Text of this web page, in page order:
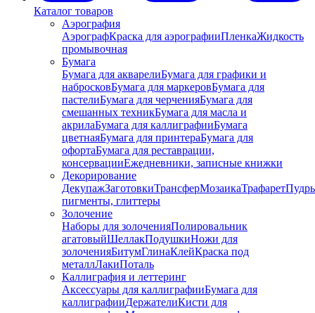
Каталог товаров
Аэрография
АэрографКраска для аэрографииПленкаЖидкость
промывочная
Бумага
Бумага для акварелиБумага для графики и
набросковБумага для маркеровБумага для
пастелиБумага для черченияБумага для
смешанных техникБумага для масла и
акрилаБумага для каллиграфииБумага
цветнаяБумага для принтераБумага для
офортаБумага для реставрации,
консервацииЕжедневники, записные книжки
Декорирование
ДекупажЗаготовкиТрансферМозаикаТрафарет
пигменты, глиттеры
Золочение
Наборы для золоченияПолировальник
агатовыйШеллакПодушкиНожи для
золоченияБитумГлинаКлейКраска под
металлЛакиПоталь
Каллиграфия и леттеринг
Аксессуары для каллиграфииБумага для
каллиграфииДержателиКисти для